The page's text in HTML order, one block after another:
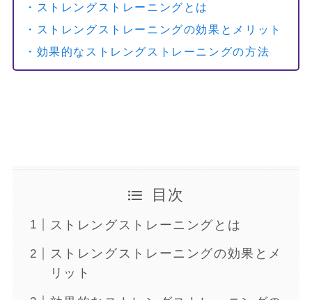
・ストレングストレーニングとは
・ストレングストレーニングの効果とメリット
・効果的なストレングストレーニングの方法
目次
ストレングストレーニングとは
ストレングストレーニングの効果とメ
リット